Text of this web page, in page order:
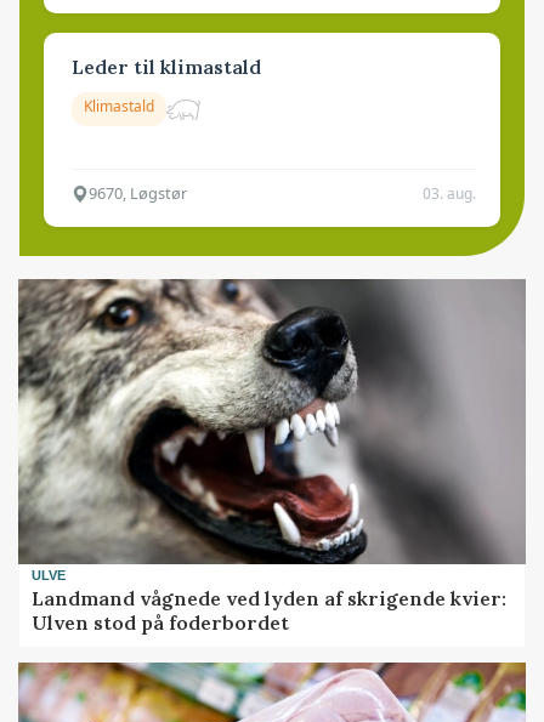
Leder til klimastald
Klimastald
9670, Løgstør 03. aug.
ULVE
Landmand vågnede ved lyden af skrigende kvier:
Ulven stod på foderbordet